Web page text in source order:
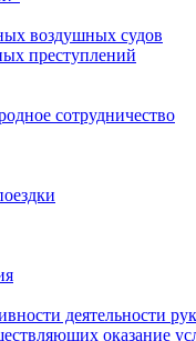
воздушных судов
преступлений
сотрудничество
деятельности
оказание